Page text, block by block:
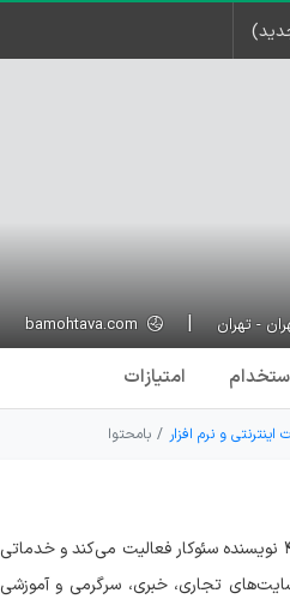
- تهران
امتیازات
و نرم افزار بامحتوا
بامحتوا در زمینه بازاریابی تولید محتوا با ۴۰۰۰ نویسنده سئوکار فعالیت می‌کند و خدماتی
تجاری، خبری، سرگرمی و آموزشی